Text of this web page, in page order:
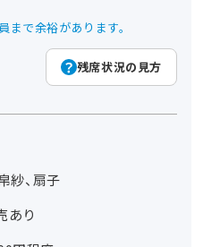
まで余裕があります。
残席状況の見方
紗、扇子
あり